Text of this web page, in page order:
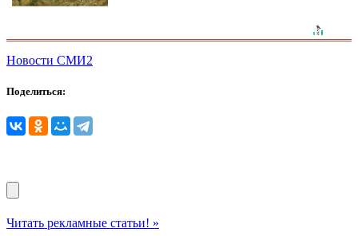
Новости СМИ2
Поделиться:
Читать рекламные статьи! »